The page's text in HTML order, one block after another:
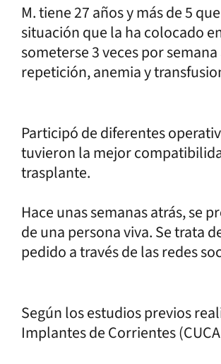
M. tiene 27 años y más de 5
situación que la ha colocado
someterse 3 veces por
repetición, anemia y
Participó de diferentes
tuvieron la mejor
trasplante.
Hace unas semanas atrás, se
de una persona viva. Se trata
pedido a través de las redes
Según los estudios previos
Implantes de Corrientes